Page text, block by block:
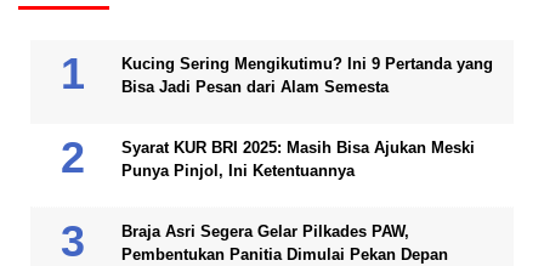
Kucing Sering Mengikutimu? Ini 9 Pertanda yang
Bisa Jadi Pesan dari Alam Semesta
Syarat KUR BRI 2025: Masih Bisa Ajukan Meski
Punya Pinjol, Ini Ketentuannya
Braja Asri Segera Gelar Pilkades PAW,
Pembentukan Panitia Dimulai Pekan Depan